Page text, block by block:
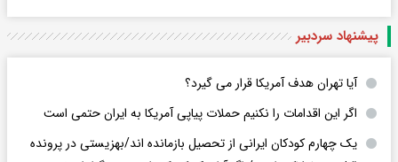
پیشنهاد سردبیر
آیا تهران هدف آمریکا قرار می گیرد؟
اگر این اقدامات را نکنیم حملات پیاپی آمریکا به ایران حتمی است
یک چهارم کودکان ایرانی از تحصیل بازمانده اند/بهزیستی در پرونده